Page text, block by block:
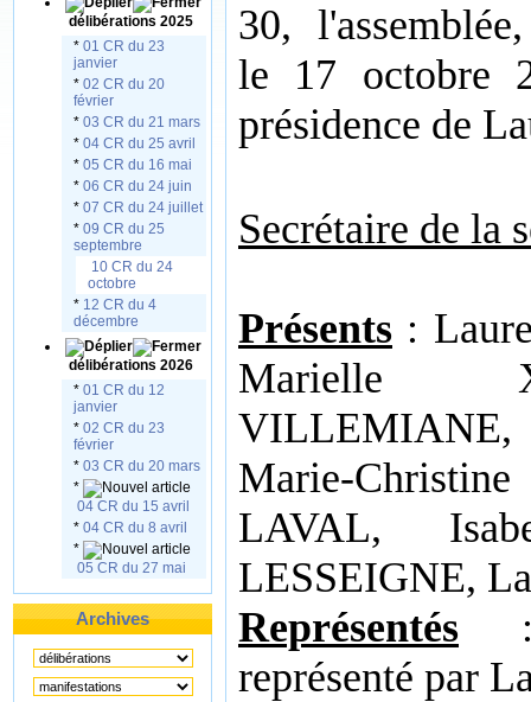
délibérations 2025
* 01 CR du 23
janvier
* 02 CR du 20
février
* 03 CR du 21 mars
* 04 CR du 25 avril
* 05 CR du 16 mai
* 06 CR du 24 juin
* 07 CR du 24 juillet
* 09 CR du 25
septembre
10 CR du 24
octobre
* 12 CR du 4
décembre
délibérations 2026
* 01 CR du 12
janvier
* 02 CR du 23
février
* 03 CR du 20 mars
*
04 CR du 15 avril
* 04 CR du 8 avril
*
05 CR du 27 mai
Archives
30,
le 17 octobre
présidence de
Secrétaire de la
Présents :
Marielle
Marie-
LAVAL,
LESSEIGNE,
Représentés :
représenté par